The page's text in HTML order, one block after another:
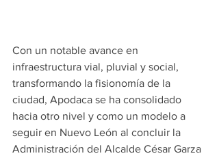
Con un notable avance en
infraestructura vial, pluvial y social,
transformando la fisionomía de la
ciudad, Apodaca se ha consolidado
hacia otro nivel y como un modelo a
seguir en Nuevo León al concluir la
Administración del Alcalde César Garza